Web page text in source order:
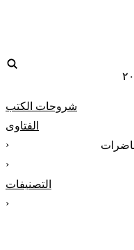
شروحات الكتب
الفتاوى
‹
‹
التصنيفات
‹